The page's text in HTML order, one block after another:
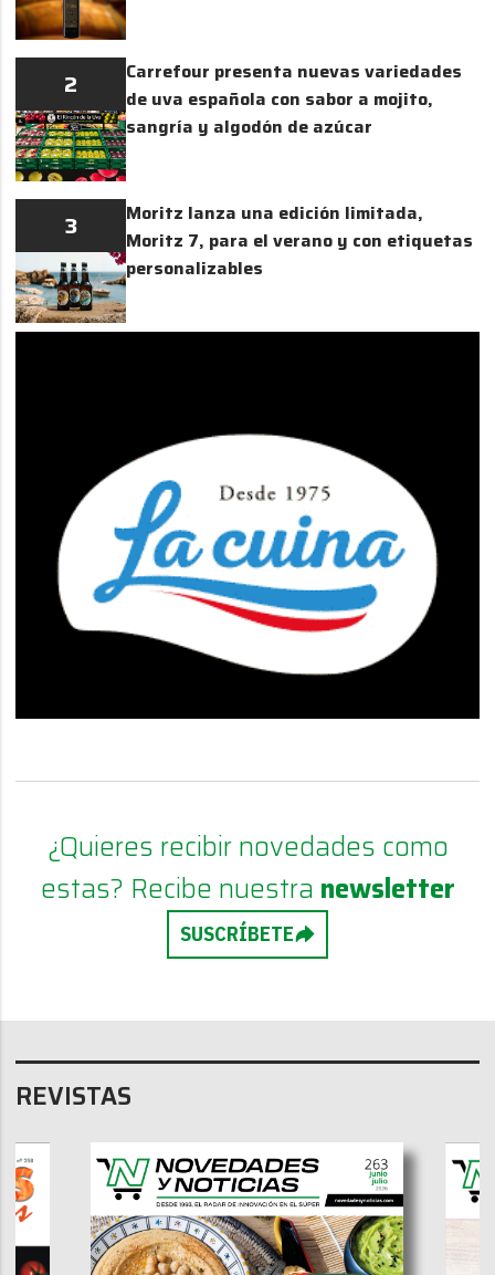
2
Carrefour presenta nuevas variedades
de uva española con sabor a mojito,
sangría y algodón de azúcar
3
Moritz lanza una edición limitada,
Moritz 7, para el verano y con etiquetas
personalizables
¿Quieres recibir novedades como
estas? Recibe nuestra newsletter
SUSCRÍBETE
REVISTAS